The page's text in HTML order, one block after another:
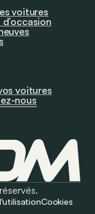
voitures
voitures
nous
Cookies